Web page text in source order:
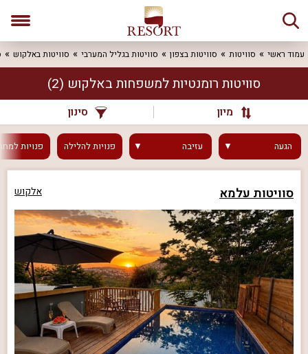
עמוד ראשי סוויטות סוויטות בצפון סוויטות בגליל המערבי סוויטות באלקוש
סוויטות רומנטיות למשפחות באלקוש (2)
מיון סינון
הגעה עזיבה פנויותלהלילה פנויות
סוויטות עלמא אלקוש